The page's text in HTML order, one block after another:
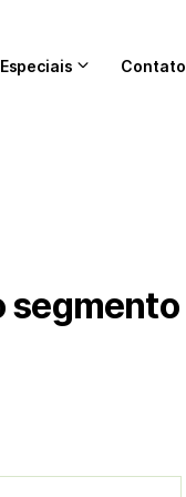
Especiais Contato
segmento